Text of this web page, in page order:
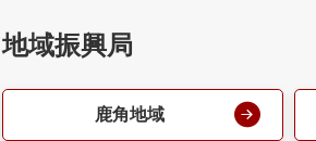
地域振興局
鹿角地域